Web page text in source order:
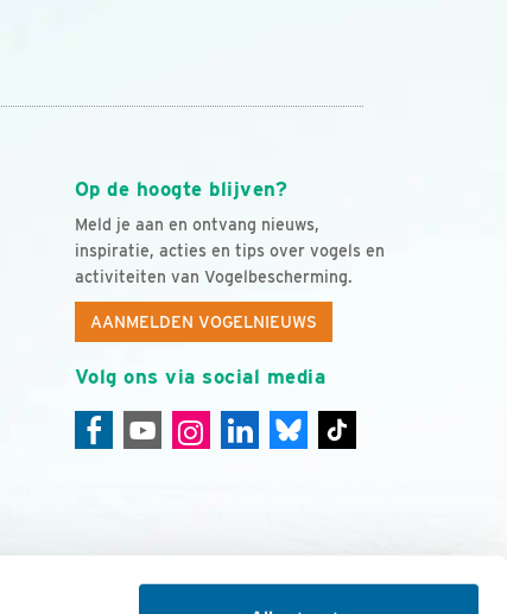
Op de hoogte blijven?
Meld je aan en ontvang nieuws,
inspiratie, acties en tips over vogels en
activiteiten van Vogelbescherming.
AANMELDEN VOGELNIEUWS
Volg ons via social media